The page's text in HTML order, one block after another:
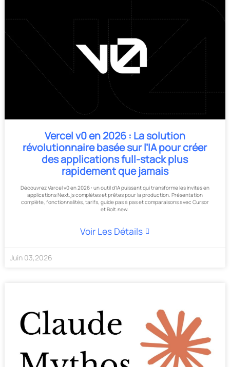
Vercel v0 en 2026 : La solution
révolutionnaire basée sur l’IA pour créer
des applications full-stack plus
rapidement que jamais
Découvrez Vercel v0 en 2026 : un outil d’IA puissant qui transforme les invites en
applications Next.js complètes et prêtes pour la production. Présentation
complète, fonctionnalités, tarifs, guide pas à pas et comparaisons avec Cursor
et Bolt.new.
Voir Les Détails
Juin 03,2026